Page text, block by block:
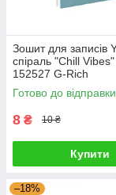
Зошит для записів
спіраль "Chill
152527 G-Rich
Готово до відправки
8 ₴ 10 ₴
Купити
–18%